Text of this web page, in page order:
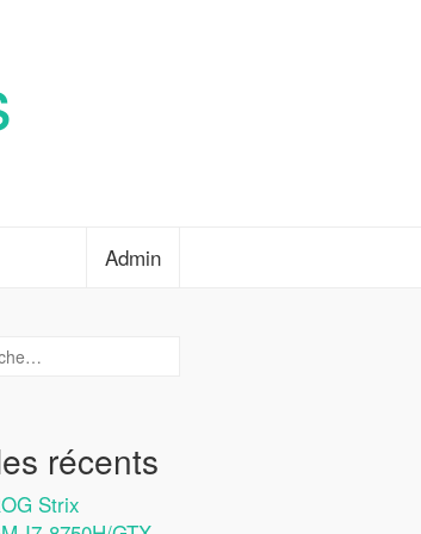
Admin
récents
Strix